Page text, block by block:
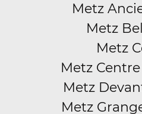
Metz
Metz
Metz
Metz
Metz
Metz